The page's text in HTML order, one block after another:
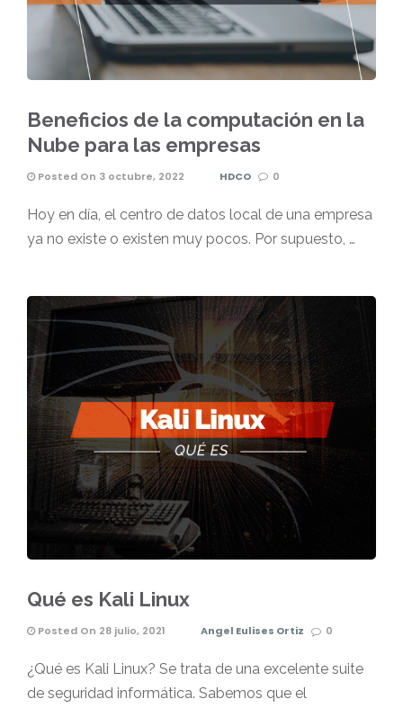
Beneficios de la computación en la
Nube para las empresas
Posted On 3 octubre, 2022 HDCO 0
Hoy en día, el centro de datos local de una empresa
ya no existe o existen muy pocos. Por supuesto, …
Qué es Kali Linux
Posted On 28 julio, 2021 Angel Eulises Ortiz 0
¿Qué es Kali Linux? Se trata de una excelente suite
de seguridad informática. Sabemos que el